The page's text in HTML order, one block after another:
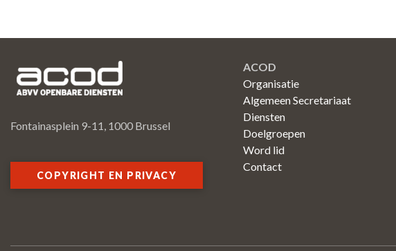
Fontainasplein 9-11, 1000 Brussel
COPYRIGHT EN PRIVACY
ACOD
Organisatie
Algemeen Secretariaat
Diensten
Doelgroepen
Word lid
Contact